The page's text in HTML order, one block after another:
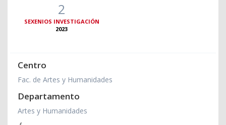
2
SEXENIOS INVESTIGACIÓN
2023
Centro
Fac. de Artes y Humanidades
Departamento
Artes y Humanidades